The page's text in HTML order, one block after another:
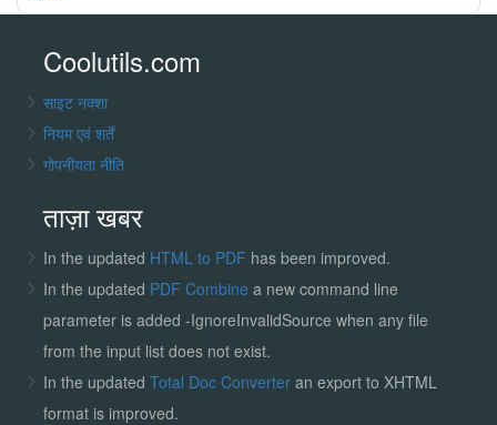
Coolutils.com
साइट नक्शा
नियम एवं शर्तें
गोपनीयता नीति
ताज़ा खबर
In the updated HTML to PDF has been improved.
In the updated PDF Combine a new command line
parameter is added -IgnoreInvalidSource when any file
from the input list does not exist.
In the updated Total Doc Converter an export to XHTML
format is improved.